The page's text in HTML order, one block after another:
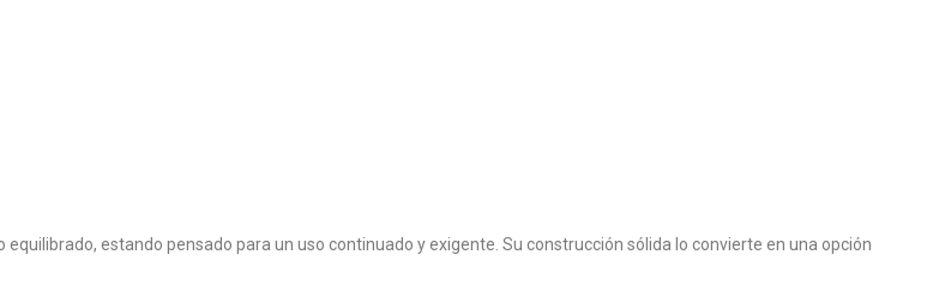
estando pensado para un uso continuado y exigente. Su construcción sólida lo convierte en una opción